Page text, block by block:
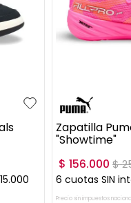
15.000
Zapatilla
"Showtime"
$ 156.000 $
6 cuotas SIN
Precio sin impuestos